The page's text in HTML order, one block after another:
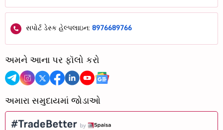
સપોર્ટ ડેસ્ક હેલ્પલાઇન: 8976689766
અમને આના પર ફૉલો કરો
અમારા સમુદાયમાં જોડાઓ